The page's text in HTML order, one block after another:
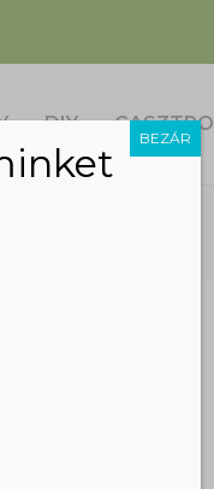
DIY GASZTRO
BEZÁR